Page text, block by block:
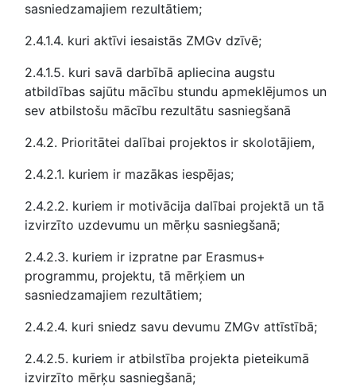
sasniedzamajiem rezultātiem;
2.4.1.4. kuri aktīvi iesaistās ZMGv dzīvē;
2.4.1.5. kuri savā darbībā apliecina augstu
atbildības sajūtu mācību stundu apmeklējumos un
sev atbilstošu mācību rezultātu sasniegšanā
2.4.2. Prioritātei dalībai projektos ir skolotājiem,
2.4.2.1. kuriem ir mazākas iespējas;
2.4.2.2. kuriem ir motivācija dalībai projektā un tā
izvirzīto uzdevumu un mērķu sasniegšanā;
2.4.2.3. kuriem ir izpratne par Erasmus+
programmu, projektu, tā mērķiem un
sasniedzamajiem rezultātiem;
2.4.2.4. kuri sniedz savu devumu ZMGv attīstībā;
2.4.2.5. kuriem ir atbilstība projekta pieteikumā
izvirzīto mērķu sasniegšanā;